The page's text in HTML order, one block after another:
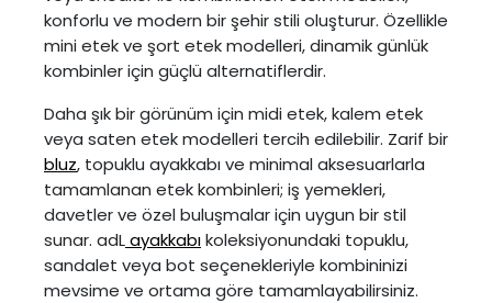
konforlu ve modern bir şehir stili oluşturur. Özellikle
mini etek ve şort etek modelleri, dinamik günlük
kombinler için güçlü alternatiflerdir.
Daha şık bir görünüm için midi etek, kalem etek
veya saten etek modelleri tercih edilebilir. Zarif bir
bluz, topuklu ayakkabı ve minimal aksesuarlarla
tamamlanan etek kombinleri; iş yemekleri,
davetler ve özel buluşmalar için uygun bir stil
sunar. adLayakkabıkoleksiyonundaki topuklu,
sandalet veya bot seçenekleriyle kombininizi
mevsime ve ortama göre tamamlayabilirsiniz.